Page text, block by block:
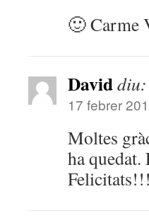
🙂 Carme
Daviddiu:
17 febrer
Moltes
ha
Felicitats!!!